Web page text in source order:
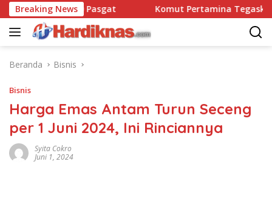
Langsung
ke
konten
Breaking News
90 Pasgat Komut Pertamina Tegaskan
Beranda Bisnis
Bisnis
Harga Emas Antam Turun Seceng
per 1 Juni 2024, Ini Rinciannya
Syita Cokro
Juni 1, 2024